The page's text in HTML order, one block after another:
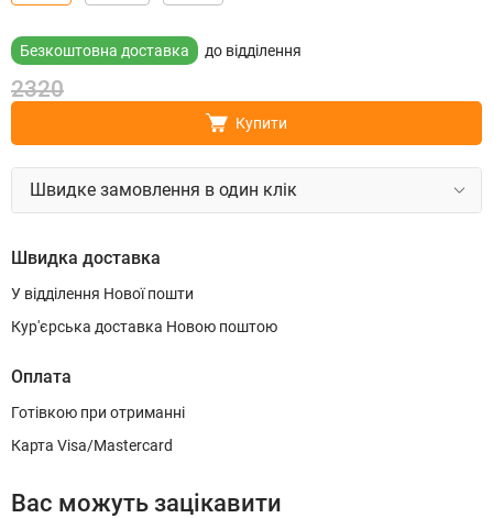
Безкоштовна доставка до відділення
2320
Купити
Швидке замовлення в один клік
Швидка доставка
У відділення Нової пошти
Кур'єрська доставка Новою поштою
Оплата
Готівкою при отриманні
Карта Visa/Mastercard
Вас можуть зацікавити